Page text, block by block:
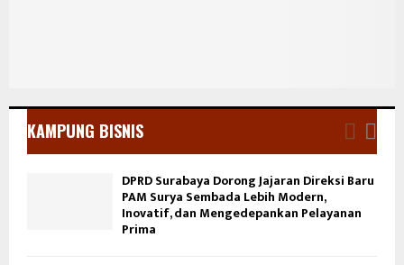
KAMPUNG BISNIS
DPRD Surabaya Dorong Jajaran Direksi Baru
PAM Surya Sembada Lebih Modern,
Inovatif, dan Mengedepankan Pelayanan
Prima